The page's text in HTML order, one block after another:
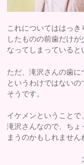
これについてははっ
したものの前歯だけ
なってしまっていると
ただ、滝沢さんの歯
というわけではない
そうです。
イケメンということで
滝沢さんなので、ちょ
まうのかもしれません